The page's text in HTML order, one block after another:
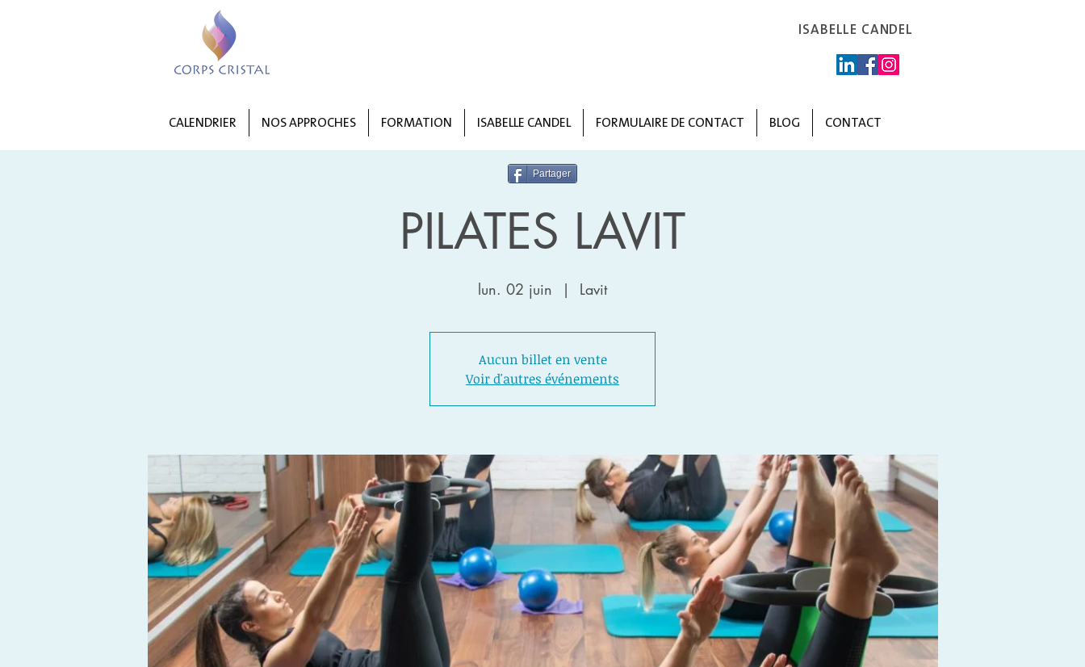
ISABELLE CANDEL
CALENDRIER NOS APPROCHES FORMATION ISABELLE CANDEL FORMULAIRE DE CONTACT BLOG CONTACT
PILATES LAVIT
lun. 02 juin
  |
Lavit
Aucun billet en vente
Voir d'autres événements
Partager